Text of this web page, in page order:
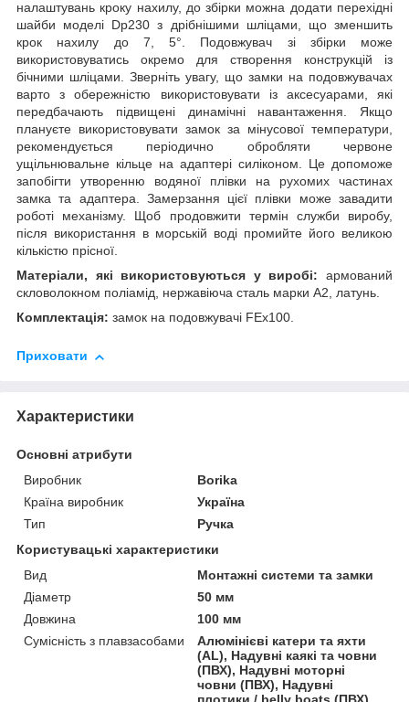
налаштувань кроку нахилу, до збірки можна додати перехідні
шайби моделі Dp230 з дрібнішими шліцами, що зменшить
крок нахилу до 7, 5°. Подовжувач зі збірки може
використовуватись окремо для створення конструкцій із
бічними шліцами. Зверніть увагу, що замки на подовжувачах
варто з обережністю використовувати із аксесуарами, які
передбачають підвищені динамічні навантаження. Якщо
плануєте використовувати замок за мінусової температури,
рекомендується періодично обробляти червоне
ущільнювальне кільце на адаптері силіконом. Це допоможе
запобігти утворенню водяної плівки на рухомих частинах
замка та адаптера. Замерзання цієї плівки може завадити
роботі механізму. Щоб продовжити термін служби виробу,
після використання в морській воді промийте його великою
кількістю прісної.
Матеріали, які використовуються у виробі: армований
скловолокном поліамід, нержавіюча сталь марки А2, латунь.
Комплектація: замок на подовжувачі FEx100.
Приховати
Характеристики
Основні атрибути
Виробник
Borika
Країна виробник
Україна
Тип
Ручка
Користувацькi характеристики
Вид
Монтажні системи та замки
Діаметр
50 мм
Довжина
100 мм
Сумісність з плавзасобами
Алюмінієві катери та яхти
(AL), Надувні каякі та човни
(ПВХ), Надувні моторні
човни (ПВХ), Надувні
плотики / belly boats (ПВХ),